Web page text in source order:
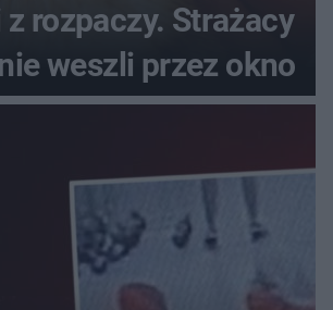
z rozpaczy. Strażacy
weszli przez okno